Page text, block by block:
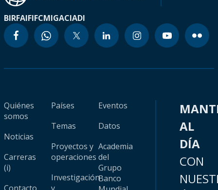
BIRFAIFIFCMIGACIADI
Quiénes
somos
Noticias
Carreras
(i)
Países
Temas
Proyectos y
operaciones
Investigación
Eventos
Datos
Academia
del
Grupo
Banco
AL
DÍA
CON